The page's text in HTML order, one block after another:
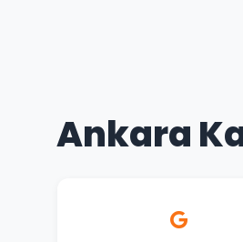
Ankara